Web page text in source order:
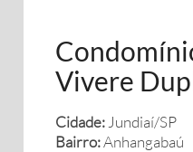
Vivere
Cidade: Jundiaí/SP
Bairro:Anhangabaú